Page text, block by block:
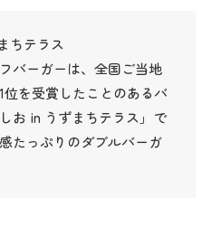
ちテラス
バーガーは、全国ご当地
を受賞したことのあるバ
お in うずまちテラス」で
たっぷりのダブルバーガ